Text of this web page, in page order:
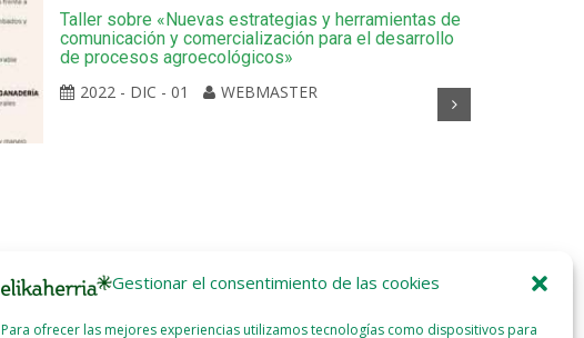
Gestionar el consentimiento de las cookies
Para ofrecer las mejores experiencias utilizamos tecnologías como dispositivos para
Taller sobre «Nuevas estrategias y herramientas de
comunicación y comercialización para el desarrollo
de procesos agroecológicos»
2022 - DIC - 01
WEBMASTER